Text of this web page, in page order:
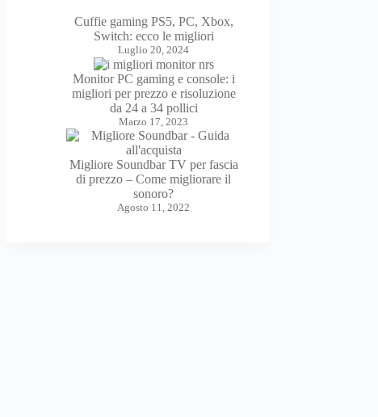
Cuffie gaming PS5, PC, Xbox,
Switch: ecco le migliori
Luglio 20, 2024
Monitor PC gaming e console: i
migliori per prezzo e risoluzione
da 24 a 34 pollici
Marzo 17, 2023
Migliore Soundbar TV per fascia
di prezzo – Come migliorare il
sonoro?
Agosto 11, 2022